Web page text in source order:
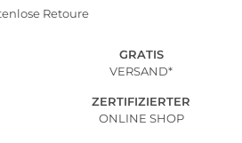
Retoure
GRATIS
VERSAND*
ZERTIFIZIERTER
ONLINE SHOP